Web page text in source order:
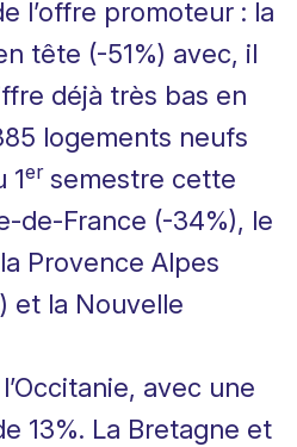
l’offre promoteur : la
tête (-51%) avec, il
déjà très bas en
logements neufs
1er semestre cette
de-France (-34%), le
Provence Alpes
et la Nouvelle
avec une
13%. La Bretagne et